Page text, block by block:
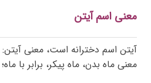
معنی اسم آیتن
معنی ماه بدن، ماه پیکر، برابر با ماه؛ ۲- (به مجاز) زیبارو.